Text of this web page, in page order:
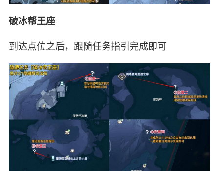
破冰帮王座
到达点位之后，跟随任务指引完成即可